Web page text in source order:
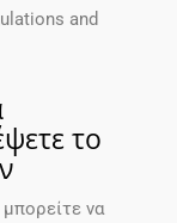
and
το
να